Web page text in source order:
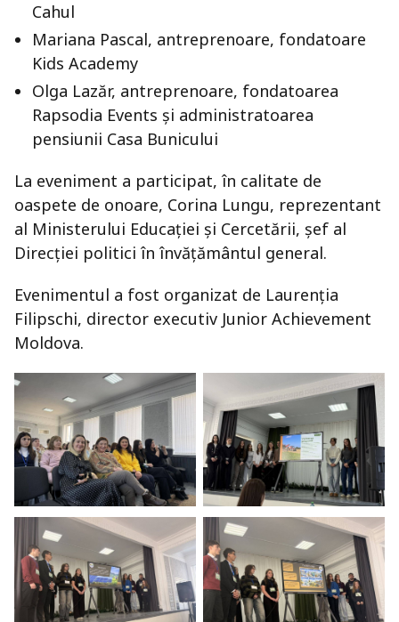
Cahul
Mariana Pascal, antreprenoare, fondatoare
Kids Academy
Olga Lazăr, antreprenoare, fondatoarea
Rapsodia Events și administratoarea
pensiunii Casa Bunicului
La eveniment a participat, în calitate de
oaspete de onoare, Corina Lungu, reprezentant
al Ministerului Educației și Cercetării, șef al
Direcției politici în învățământul general.
Evenimentul a fost organizat de Laurenția
Filipschi, director executiv Junior Achievement
Moldova.